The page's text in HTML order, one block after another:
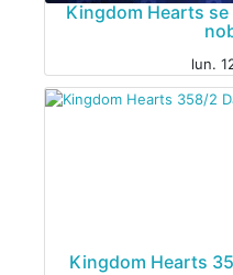
Kingdom Hearts
lun.
Kingdom Hearts